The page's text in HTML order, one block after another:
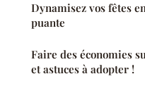
Dynamisez vos fêtes
puante
Faire des économies
et astuces à adopter !